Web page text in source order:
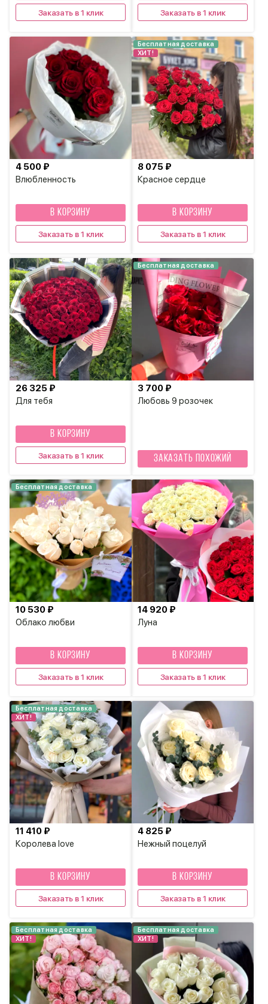
Заказать в 1 клик Заказать в 1 клик
Влюбленность
4 500 ₽
В КОРЗИНУ
Заказать в 1 клик
Бесплатная доставка
ХИТ!
Красное сердце
8 075 ₽
В КОРЗИНУ
Заказать в 1 клик
Для тебя
26 325 ₽
В КОРЗИНУ
Заказать в 1 клик
Бесплатная доставка
Любовь 9 розочек
3 700 ₽
Заказать похожий
Бесплатная доставка
Облако любви
10 530 ₽
В КОРЗИНУ
Заказать в 1 клик
Луна
14 920 ₽
В КОРЗИНУ
Заказать в 1 клик
Бесплатная доставка
ХИТ!
Королева love
11 410 ₽
В КОРЗИНУ
Заказать в 1 клик
Нежный поцелуй
4 825 ₽
В КОРЗИНУ
Заказать в 1 клик
Бесплатная доставка
ХИТ!
Бесплатная доставка
ХИТ!